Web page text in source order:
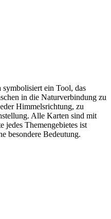
symbolisiert ein Tool, das
in die Naturverbindung zu
Himmelsrichtung, zu
Alle Karten sind mit
jedes Themengebietes ist
besondere Bedeutung.